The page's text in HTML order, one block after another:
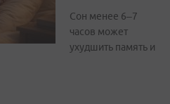
Сон менее 6–7
часов может
ухудшить память и